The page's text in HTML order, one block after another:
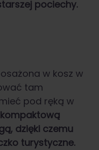
pociechy.
w kosz w
tam
pod ręką w
dzięki czemu
turystyczne.